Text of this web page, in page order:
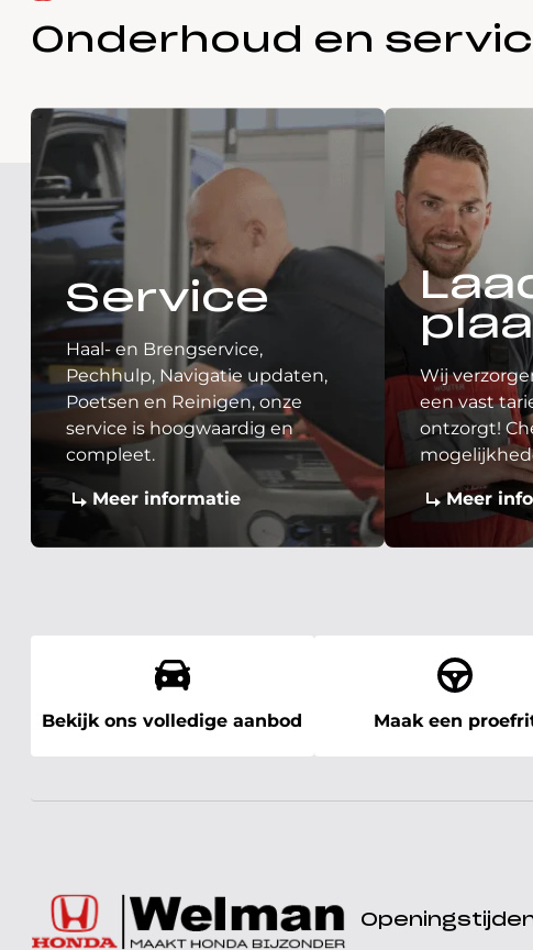
Onderhoud en
Service
Haal- en Brengservice,
Pechhulp, Navigatie updaten,
Poetsen en Reinigen, onze
service is hoogwaardig en
compleet.
Meer informatie
Wij
een vast
ontzorgt!
Meer
Bekijk ons volledige aanbod Maak een